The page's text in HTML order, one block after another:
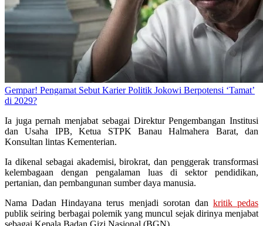
Gempar! Pengamat Sebut Karier Politik Jokowi Berpotensi ‘Tamat’
di 2029?
Ia juga pernah menjabat sebagai Direktur Pengembangan Institusi
dan Usaha IPB, Ketua STPK Banau Halmahera Barat, dan
Konsultan lintas Kementerian.
Ia dikenal sebagai akademisi, birokrat, dan penggerak transformasi
kelembagaan dengan pengalaman luas di sektor pendidikan,
pertanian, dan pembangunan sumber daya manusia.
Nama Dadan Hindayana terus menjadi sorotan dan kritik pedas
publik seiring berbagai polemik yang muncul sejak dirinya menjabat